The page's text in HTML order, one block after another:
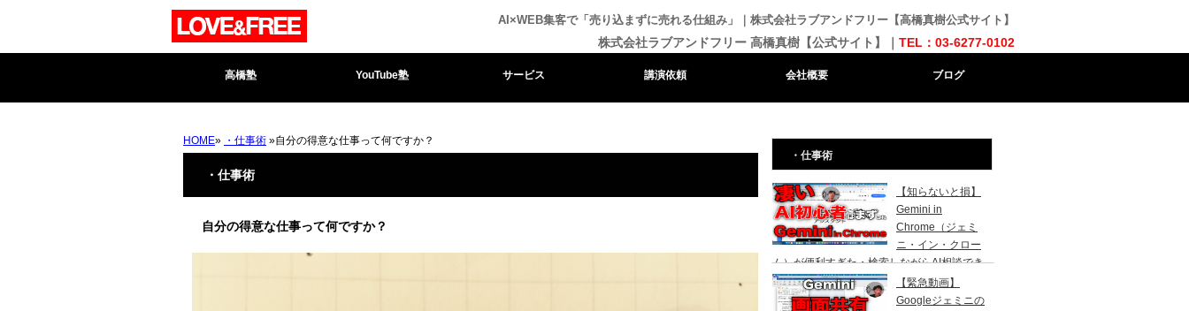
AI×WEB集客で「売り込まずに売れる仕組み」｜株式会社ラブアンドフリー【高橋真樹公式サイト】
株式会社ラブアンドフリー 高橋真樹【公式サイト】｜ TEL：03-6277-0102
高橋塾 YouTube塾 サービス 講演依頼 会社概要 ブログ
HOME» ・仕事術 »自分の得意な仕事って何ですか？
・仕事術
自分の得意な仕事って何ですか？
・仕事術
【知らないと損】
Gemini in
Chrome（ジェミ
ニ・イン・クロー
ム）が便利すぎた・検索しながらAI相談でき
る時代になりました。AI初心者の社長向け
【緊急動画】
Googleジェミニの